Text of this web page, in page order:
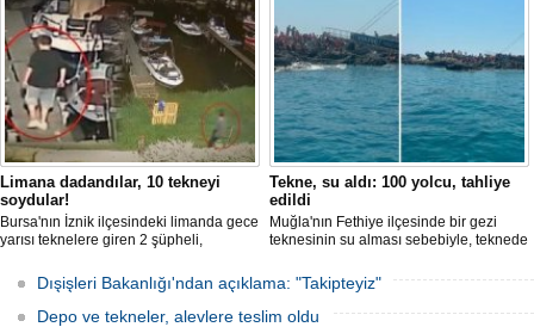
Limana dadandılar, 10 tekneyi
soydular!
Bursa'nın İznik ilçesindeki limanda gece
yarısı teknelere giren 2 şüpheli,
çaldı. Olay, güvenlik kameralarına
yansıdı, tekne sahiplerinin ihbarıyla
jandarma inceleme başlattı.
Tekne, su aldı: 100 yolcu, tahliye
edildi
Muğla'nın Fethiye ilçesinde bir gezi
teknesinin su alması sebebiyle, teknede
teknenin batmaması için bölgede
kurtarma çalışması başlatıldı.
Dışişleri Bakanlığı'ndan açıklama: "Takipteyiz"
Depo ve tekneler, alevlere teslim oldu